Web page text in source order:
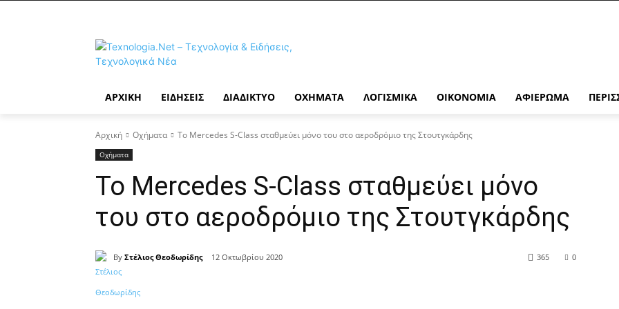
ΑΡΧΙΚΉ ΕΙΔΉΣΕΙΣ ΔΙΑΔΊΚΤΥΟ ΟΧΉΜΑΤΑ ΛΟΓΙΣΜΙΚΆ ΟΙΚΟΝΟΜΊΑ ΑΦΙΈΡΩΜΑ
Αρχική Οχήματα Το Mercedes S-Class σταθμεύει μόνο του στο αεροδρόμιο της Στουτγκάρδης
Οχήματα
Το Mercedes S-Class σταθμεύει μόνο
του στο αεροδρόμιο της Στουτγκάρδης
By Στέλιος Θεοδωρίδης 12 Οκτωβρίου 2020 0
365
Κοινοποίηση